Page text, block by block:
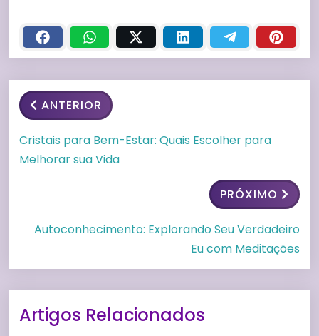
ANTERIOR
Cristais para Bem-Estar: Quais Escolher para
Melhorar sua Vida
PRÓXIMO
Autoconhecimento: Explorando Seu Verdadeiro
Eu com Meditações
Artigos Relacionados